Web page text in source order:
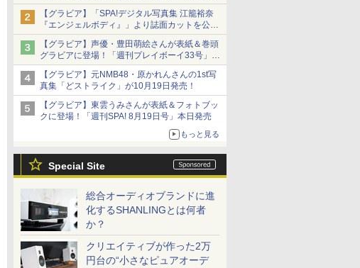
るランジェリーカットなど新たな挑戦
【グラビア】「SPA!デジタル写真集 江籠裕奈
『エンジェルボディ』」より誌面カットを公
開！
【グラビア】声優・豊田萌絵さんが表紙＆巻頭
グラビアに登場！「週刊プレイボーイ33号」本
日発売
【グラビア】元NMB48・原かれんさんの1st写
真集「どストライク」が10月19日発売！
【グラビア】東雲うみさんが表紙＆フォトブッ
クに登場！「週刊SPA! 8月19日号」本日発売
もっと見る
Special Site
総合オーディオブランドに進
化するSHANLINGとは何者
か？
クリエイティブが作った2万
円台の“小さなピュアオーデ